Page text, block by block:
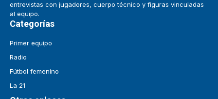
entrevistas con jugadores, cuerpo técnico y figuras vinculadas
al equipo.
Categorías
Primer equipo
Radio
Fútbol femenino
La 21